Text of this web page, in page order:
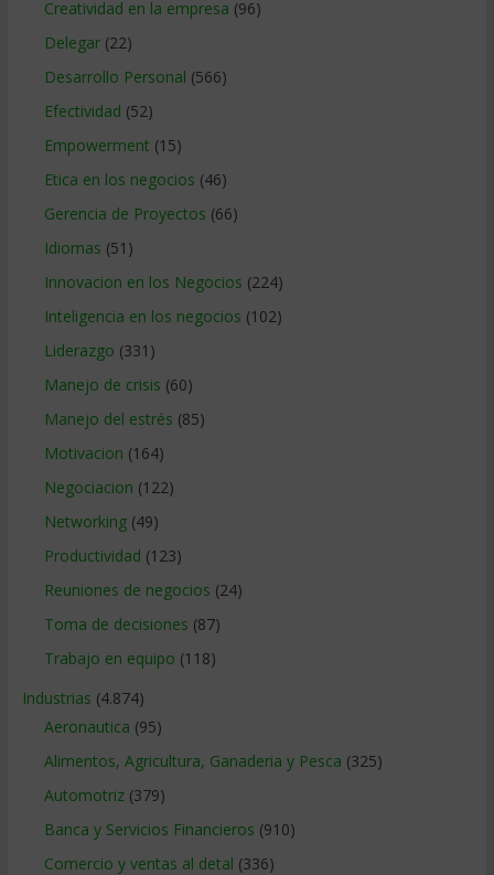
Creatividad en la empresa (96)
Delegar(22)
Desarrollo Personal (566)
Efectividad (52)
Empowerment (15)
Etica en los negocios (46)
Gerencia de Proyectos (66)
Idiomas (51)
Innovacion en los Negocios (224)
Inteligencia en los negocios (102)
Liderazgo (331)
Manejo de crisis (60)
Manejo del estrés (85)
Motivacion (164)
Negociacion (122)
Networking(49)
Productividad (123)
Reuniones de negocios (24)
Toma de decisiones (87)
Trabajo en equipo (118)
Industrias (4.874)
Aeronautica (95)
Alimentos, Agricultura, Ganaderia y Pesca (325)
Automotriz(379)
Banca y Servicios Financieros (910)
Comercio y ventas al detal (336)